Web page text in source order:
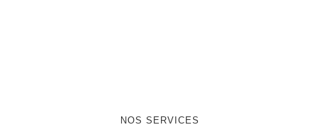
NOS SERVICES